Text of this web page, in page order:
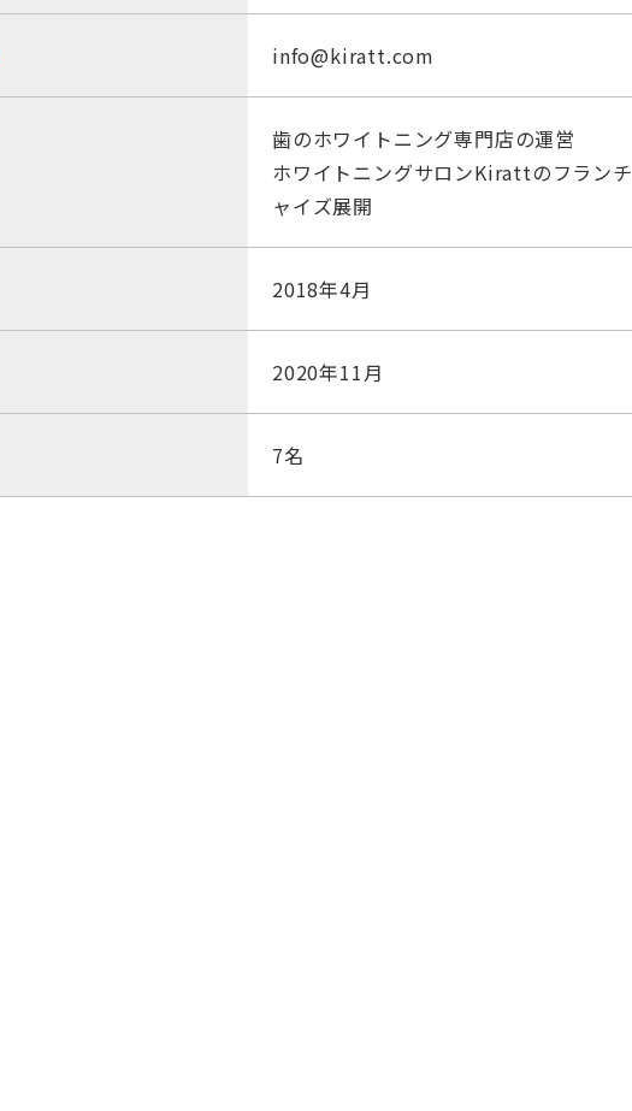
info@kiratt.com
歯のホワイトニング専門店の運営
ホワイトニングサロンKirattのフランチ
ャイズ展開
2018年4月
2020年11月
7名